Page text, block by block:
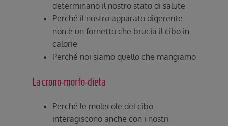
determinano il nostro stato di salute
Perché il nostro apparato digerente
non è un fornetto che brucia il cibo in
calorie
Perché noi siamo quello che mangiamo
La crono-morfo-dieta
Perché le molecole del cibo
interagiscono anche con i nostri